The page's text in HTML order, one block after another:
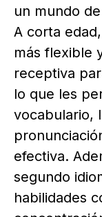
un mundo
A corta
más flexible
receptiva
lo que les
vocabulario,
efectiva.
segundo
habilidades